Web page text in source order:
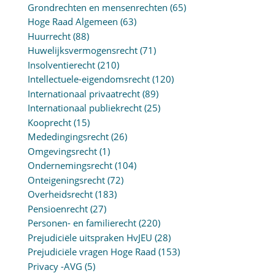
Grondrechten en mensenrechten (65)
Hoge Raad Algemeen (63)
Huurrecht(88)
Huwelijksvermogensrecht(71)
Insolventierecht(210)
Intellectuele-eigendomsrecht(120)
Internationaal privaatrecht(89)
Internationaal publiekrecht(25)
Kooprecht(15)
Mededingingsrecht(26)
Omgevingsrecht(1)
Ondernemingsrecht(104)
Onteigeningsrecht(72)
Overheidsrecht(183)
Pensioenrecht(27)
Personen- en familierecht(220)
Prejudiciële uitspraken HvJEU (28)
Prejudiciële vragen Hoge Raad (153)
Privacy -AVG (5)